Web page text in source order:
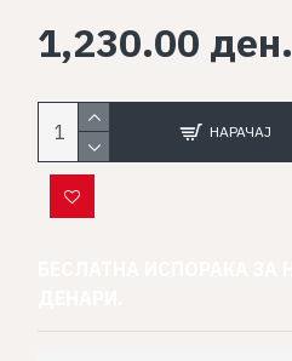
1,230.00 ден.
НАРАЧАЈ